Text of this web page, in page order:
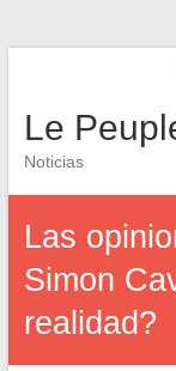
Le
Noticias
Las
Simon
realidad?